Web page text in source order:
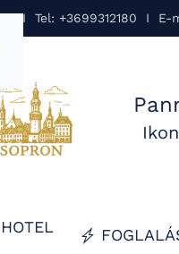
I Tel: +3699312180 I E-